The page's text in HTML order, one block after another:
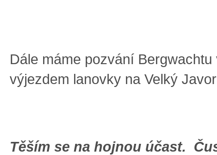
Dále máme pozvání
výjezdem lanovky na Velký Javor
Těším se na hojnou účast.